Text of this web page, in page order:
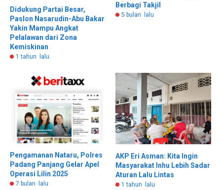
Didukung Partai Besar,
Paslon Nasarudin-Abu Bakar
Yakin Mampu Angkat
Pelalawan dari Zona
Kemiskinan
1 tahun lalu
Berbagi Takjil
5 bulan lalu
Pengamanan Nataru, Polres
Padang Panjang Gelar Apel
Operasi Lilin 2025
7 bulan lalu
AKP Eri Asman: Kita Ingin
Masyarakat Inhu Lebih Sadar
Aturan Lalu Lintas
1 tahun lalu